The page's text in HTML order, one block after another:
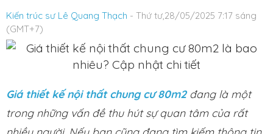
Kiến trúc sư Lê Quang Thạch - Thứ tư,28/05/2025 7:17 sáng
(GMT+7)
Giá thiết kế nội thất chung cư 80m2đang là một
trong những vấn đề thu hút sự quan tâm của rất